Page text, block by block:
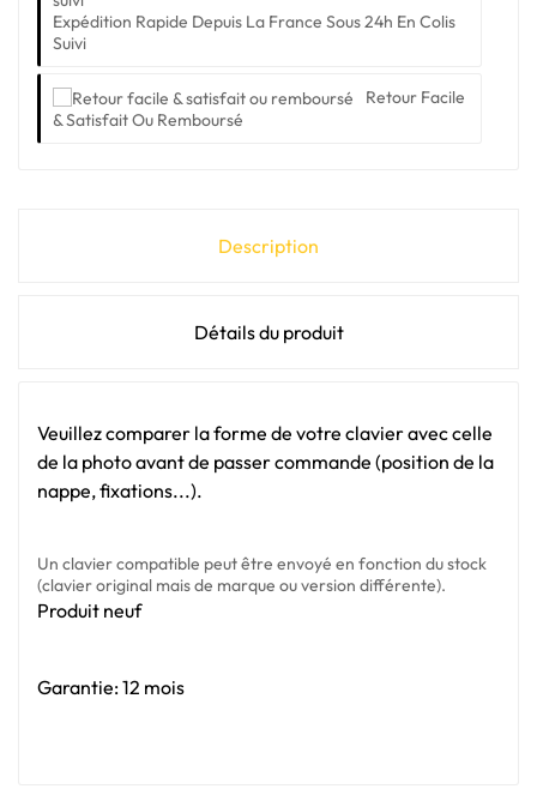
Expédition Rapide Depuis La France Sous 24h En Colis
Suivi
Retour Facile
& Satisfait Ou Remboursé
Description
Détails du produit
Veuillez comparer la forme de votre clavier avec celle
de la photo avant de passer commande (position de la
nappe, fixations...).
Un clavier compatible peut être envoyé en fonction du stock
(clavier original mais de marque ou version différente).
Produit neuf
Garantie: 12 mois